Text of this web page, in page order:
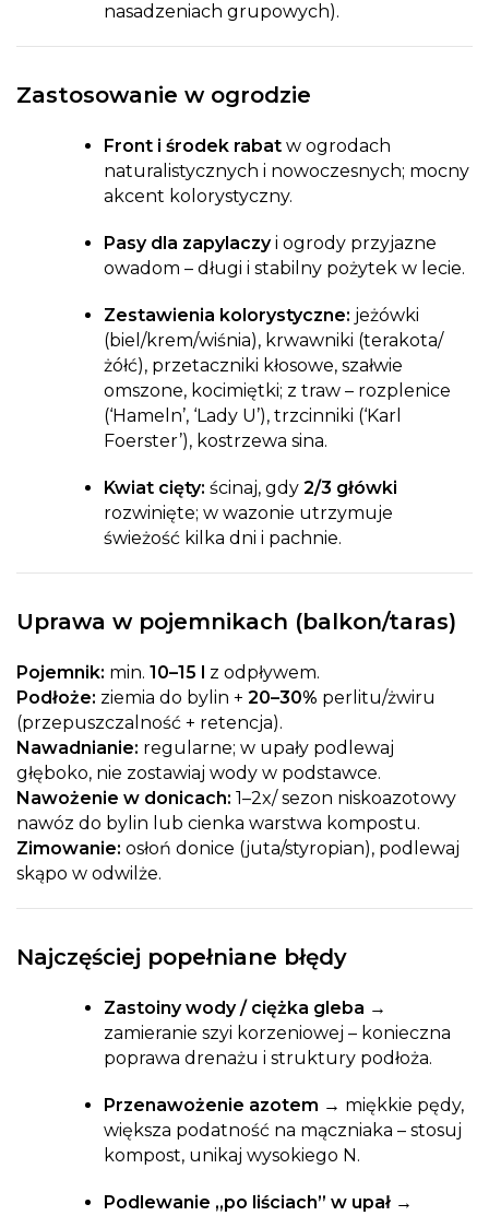
nasadzeniach grupowych).
Zastosowanie w ogrodzie
Front i środek rabat w ogrodach
naturalistycznych i nowoczesnych; mocny
akcent kolorystyczny.
Pasy dla zapylaczyi ogrody przyjazne
owadom – długi i stabilny pożytek w lecie.
Zestawienia kolorystyczne: jeżówki
(biel/krem/wiśnia), krwawniki (terakota/
żółć), przetaczniki kłosowe, szałwie
omszone, kocimiętki; z traw – rozplenice
(‘Hameln’, ‘Lady U’), trzcinniki (‘Karl
Foerster’), kostrzewa sina.
Kwiat cięty: ścinaj, gdy 2/3 główki
rozwinięte; w wazonie utrzymuje
świeżość kilka dni i pachnie.
Uprawa w pojemnikach (balkon/taras)
Pojemnik: min. 10–15 l z odpływem.
Podłoże: ziemia do bylin + 20–30% perlitu/żwiru
(przepuszczalność + retencja).
Nawadnianie: regularne; w upały podlewaj
głęboko, nie zostawiaj wody w podstawce.
Nawożenie w donicach: 1–2x/ sezon niskoazotowy
nawóz do bylin lub cienka warstwa kompostu.
Zimowanie: osłoń donice (juta/styropian), podlewaj
skąpo w odwilże.
Najczęściej popełniane błędy
Zastoiny wody / ciężka gleba →
zamieranie szyi korzeniowej – konieczna
poprawa drenażu i struktury podłoża.
Przenawożenie azotem → miękkie pędy,
większa podatność na mączniaka – stosuj
kompost, unikaj wysokiego N.
Podlewanie „po liściach” w upał →